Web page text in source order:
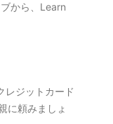
から、Learn
ジットカード
に頼みましょ